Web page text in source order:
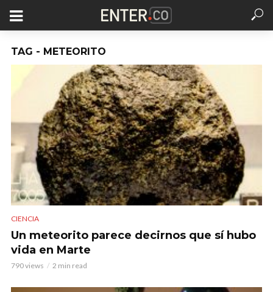
TAG - METEORITO
CIENCIA
Un meteorito parece decirnos que sí hubo
vida en Marte
790 views 2 min read